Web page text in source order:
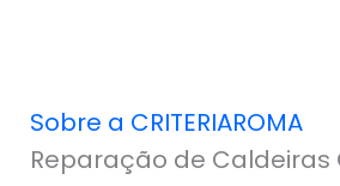
Sobre a CRITERIAROMA
Reparação de Caldeiras